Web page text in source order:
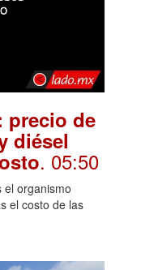
precio de
diésel
. 05:50
el organismo
el costo de las